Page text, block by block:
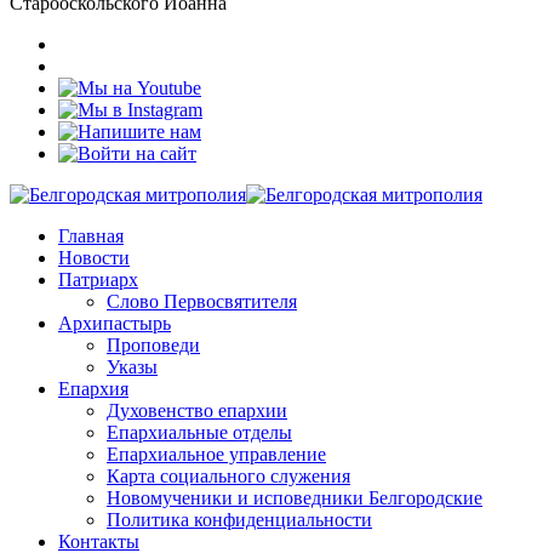
Главная
Новости
Патриарх
Слово Первосвятителя
Архипастырь
Проповеди
Указы
Епархия
Духовенство епархии
Епархиальные отделы
Епархиальное управление
Карта социального служения
Новомученики и исповедники Белгородские
Политика конфиденциальности
Контакты